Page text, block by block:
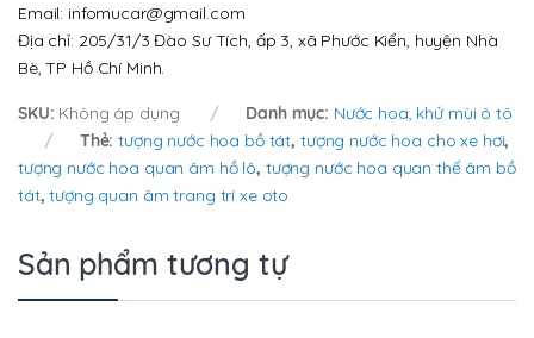
Email: infomucar@gmail.com
Địa chỉ: 205/31/3 Đào Sư Tích, ấp 3, xã Phước Kiển, huyện Nhà
Bè, TP Hồ Chí Minh.
SKU: Không áp dụng Danh mục: Nước hoa, khử mùi ô tô
Thẻ:tượng nước hoa bồ tát, tượng nước hoa cho xe hơi,
tượng nước hoa quan âm hồ lô, tượng nước hoa quan thế âm bồ
tát,tượng quan âm trang trí xe oto
Sản phẩm tương tự